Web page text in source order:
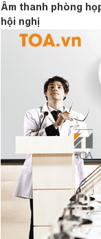
Âm thanh phòng
hội nghị